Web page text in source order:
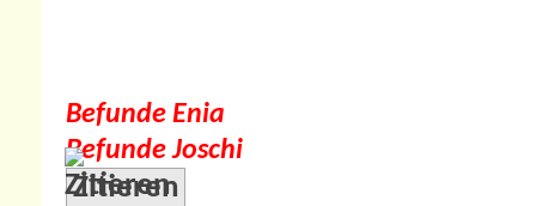
Befunde Enia
Befunde Joschi
Zitieren